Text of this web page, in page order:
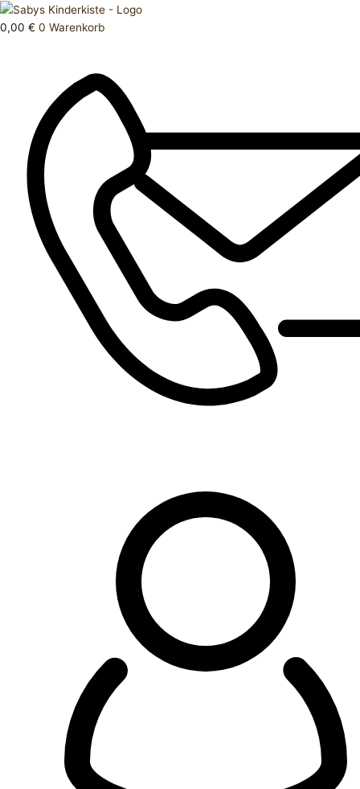
Zum
Inhalt
0,00 € 0 Warenkorb
Products
search
XS
Jacke